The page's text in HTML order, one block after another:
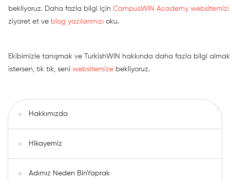
Hakkımızda
Hikayemiz
Adımız Neden BinYaprak
bekliyoruz. Daha fazla bilgi için CampusWIN Academy websitemizi
ziyaret et ve blog yazılarımızı oku.
Ekibimizle tanışmak ve TurkishWIN hakkında daha fazla bilgi almak
istersen, tık tık, seni websitemize bekliyoruz.